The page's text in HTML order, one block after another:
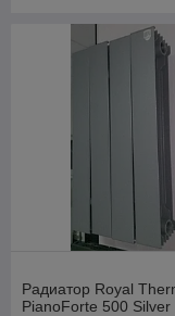
Радиатор Royal
PianoForte 500 Silver